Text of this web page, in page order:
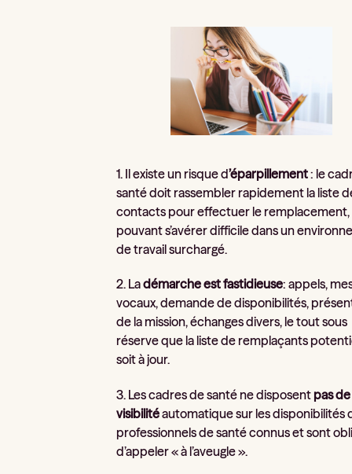
1. Il existe un risque d’éparpillement: le
santé doit rassembler rapidement la liste
contacts pour effectuer le
pouvant s’avérer difficile dans un
de travail surchargé.
2. Ladémarche est fastidieuse: appels,
vocaux, demande de disponibilités,
de la mission, échanges divers, le tout sous
réserve que la liste de remplaçants
soit à jour.
3. Les cadres de santé ne disposent pas de
visibilitéautomatique sur les disponibilités
professionnels de santé connus et sont
d’appeler « à l’aveugle ».